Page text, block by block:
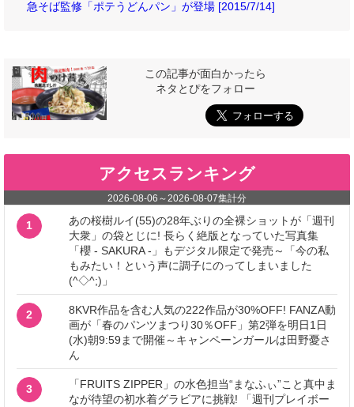
急そば監修「ポテうどんパン」が登場 [2015/7/14]
この記事が面白かったら
ネタとぴをフォロー
アクセスランキング
2026-08-06 ～2026-08-07集計分
1
あの桜樹ルイ(55)の28年ぶりの全裸ショットが「週刊
大衆」の袋とじに! 長らく絶版となっていた写真集
「櫻 - SAKURA -」もデジタル限定で発売～「今の私
もみたい！という声に調子にのってしまいました
(^◇^;)」
2
8KVR作品を含む人気の222作品が30%OFF! FANZA動
画が「春のパンツまつり30％OFF」第2弾を明日1日
(水)朝9:59まで開催～キャンペーンガールは田野憂さ
ん
3
「FRUITS ZIPPER」の水色担当“まなふぃ”こと真中ま
なが待望の初水着グラビアに挑戦! 「週刊プレイボー